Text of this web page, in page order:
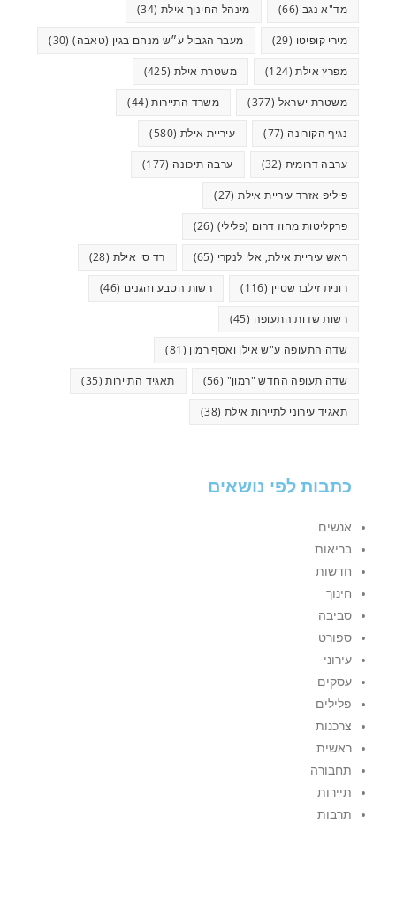
מד"א נגב (66) מינהל החינוך אילת (34)
מירי קופיטו (29) מעבר הגבול ע״ש מנחם בגין (טאבה)(30)
מפרץ אילת(124) משטרת אילת (425)
משטרת ישראל (377) משרד התיירות(44)
נגיף הקורונה (77) עיריית אילת (580)
ערבה דרומית (32) ערבה תיכונה (177)
פיליפ אזרד עיריית אילת(27)
פרקליטות מחוז דרום (פלילי) (26)
ראש עיריית אילת, אלי לנקרי (65) רד סי אילת (28)
רונית זילברשטיין (116) רשות הטבע והגנים (46)
רשות שדות התעופה (45)
שדה התעופה ע"ש אילן ואסף רמון (81)
שדה תעופה החדש "רמון" (56) תאגיד התיירות(35)
תאגיד עירוני לתיירות אילת (38)
כתבות לפי נושאים
אנשים
בריאות
חדשות
חינוך
סביבה
ספורט
עירוני
עסקים
פלילים
צרכנות
ראשית
תחבורה
תיירות
תרבות